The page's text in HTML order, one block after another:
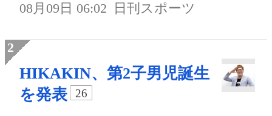
08月09日 06:02 日刊スポーツ
HIKAKIN、第2子男児誕生
を発表
26